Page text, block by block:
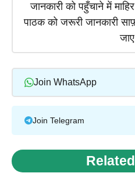
जानकारी को पहुँचाने में
पाठक को जरूरी जानकारी
Join WhatsApp
Join Telegram